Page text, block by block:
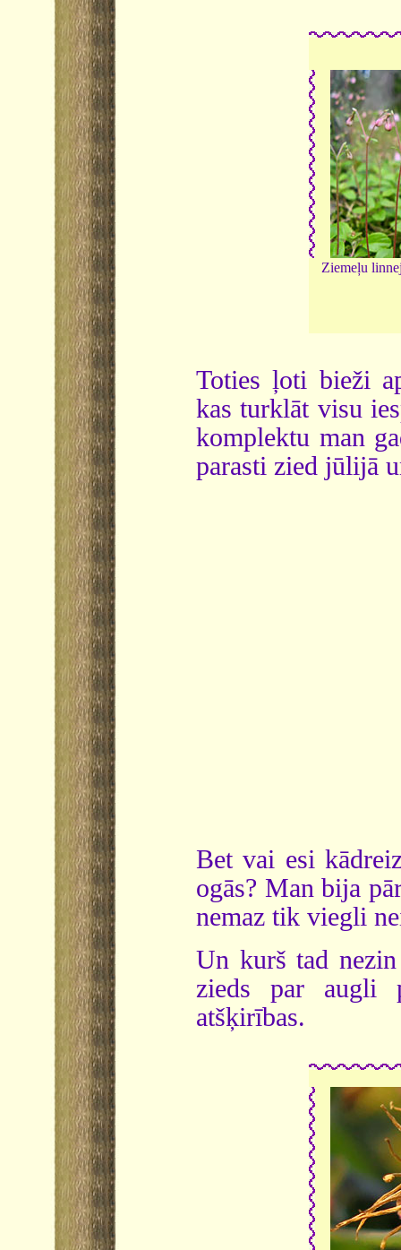
Ziemeļu
Toties ļoti bieži
kas turklāt visu
komplektu man
parasti zied jūlijā
Bet vai esi
ogās? Man bija
nemaz tik viegli
Un kurš tad
zieds par augli
atšķirības.